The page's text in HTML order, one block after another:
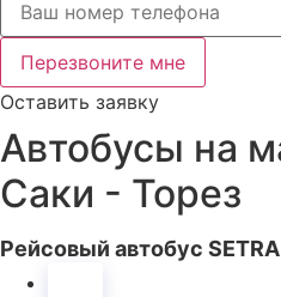
Перезвоните мне
Оставить заявку
Автобусы на
Саки - Торез
Рейсовый автобус